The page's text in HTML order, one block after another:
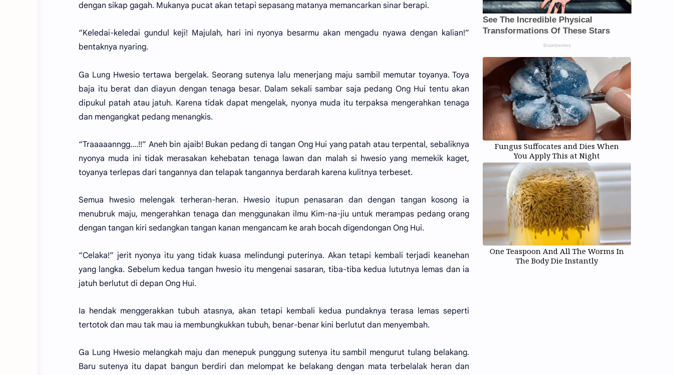
dengan sikap gagah. Mukanya pucat akan tetapi sepasang matanya memancarkan sinar berapi.
“Keledai-keledai gundul keji! Majulah, hari ini nyonya besarmu akan mengadu nyawa dengan kalian!”
bentaknya nyaring.
Ga Lung Hwesio tertawa bergelak. Seorang sutenya lalu menerjang maju sambil memutar toyanya. Toya
baja itu berat dan diayun dengan tenaga besar. Dalam sekali sambar saja pedang Ong Hui tentu akan
dipukul patah atau jatuh. Karena tidak dapat mengelak, nyonya muda itu terpaksa mengerahkan tenaga
dan mengangkat pedang menangkis.
“Traaaaanngg....!!” Aneh bin ajaib! Bukan pedang di tangan Ong Hui yang patah atau terpental, sebaliknya
nyonya muda ini tidak merasakan kehebatan tenaga lawan dan malah si hwesio yang memekik kaget,
toyanya terlepas dari tangannya dan telapak tangannya berdarah karena kulitnya terbeset.
Semua hwesio melengak terheran-heran. Hwesio itupun penasaran dan dengan tangan kosong ia
menubruk maju, mengerahkan tenaga dan menggunakan ilmu Kim-na-jiu untuk merampas pedang orang
dengan tangan kiri sedangkan tangan kanan mengancam ke arah bocah digendongan Ong Hui.
“Celaka!” jerit nyonya itu yang tidak kuasa melindungi puterinya. Akan tetapi kembali terjadi keanehan
yang langka. Sebelum kedua tangan hwesio itu mengenai sasaran, tiba-tiba kedua lututnya lemas dan ia
jatuh berlutut di depan Ong Hui.
Ia hendak menggerakkan tubuh atasnya, akan tetapi kembali kedua pundaknya terasa lemas seperti
tertotok dan mau tak mau ia membungkukkan tubuh, benar-benar kini berlutut dan menyembah.
Ga Lung Hwesio melangkah maju dan menepuk punggung sutenya itu sambil mengurut tulang belakang.
Baru sutenya itu dapat bangun berdiri dan melompat ke belakang dengan mata terbelalak heran dan
Fungus Suffocates and Dies When
You Apply This at Night
One Teaspoon And All The Worms In
The Body Die Instantly